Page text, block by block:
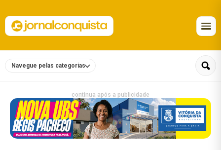
Navegue pelas categorias
continua após a publicidade